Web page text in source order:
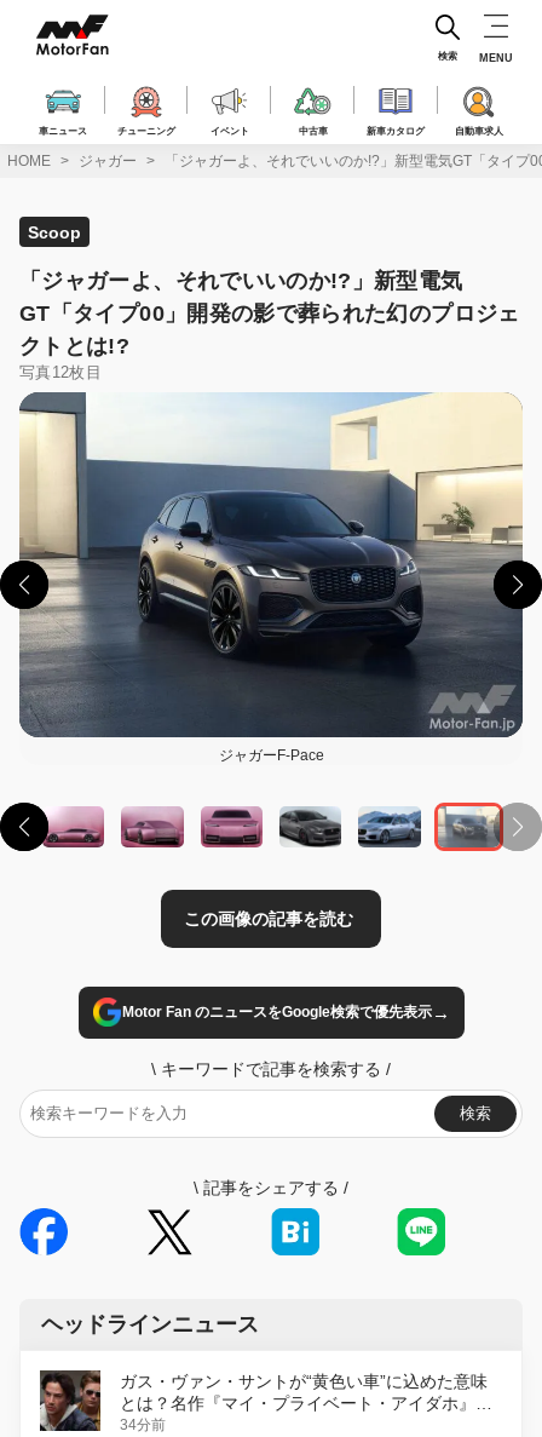
ス
車ニュース チューニング イベント 中古車 新車カタログ 自動車求人
検索 MENU
HOME ジャガー 「ジャガーよ、それでいいのか!?」新型電気GT「タイ
Scoop
「ジャガーよ、それでいいのか!?」新型電気
GT「タイプ00」開発の影で葬られた幻のプロジェ
クトとは!?
写真12枚目
ジャガーF-Pace
この画像の記事を読む
Motor Fan のニュースをGoogle検索で優先表示→
\ キーワードで記事を検索する /
検索
\ 記事をシェアする /
ヘッドラインニュース
ガス・ヴァン・サントが“黄色い車”に込めた意味
とは？名作『マイ・プライベート・アイダホ』が
初のデジタルリマスター版で復活
34分前